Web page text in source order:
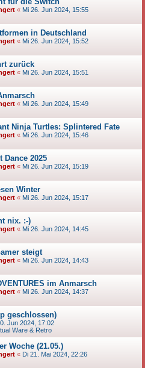
« Mi 26. Jun 2024, 15:55
in Deutschland
« Mi 26. Jun 2024, 15:52
zurück
« Mi 26. Jun 2024, 15:51
« Mi 26. Jun 2024, 15:49
Ninja Turtles: Splintered Fate
« Mi 26. Jun 2024, 15:46
Dance 2025
« Mi 26. Jun 2024, 15:19
Winter
« Mi 26. Jun 2024, 15:17
nix. :-)
« Mi 26. Jun 2024, 14:45
steigt
« Mi 26. Jun 2024, 14:43
im Anmarsch
« Mi 26. Jun 2024, 14:37
geschlossen)
Jun 2024, 17:02
Ware & Retro
Woche (21.05.)
« Di 21. Mai 2024, 22:26